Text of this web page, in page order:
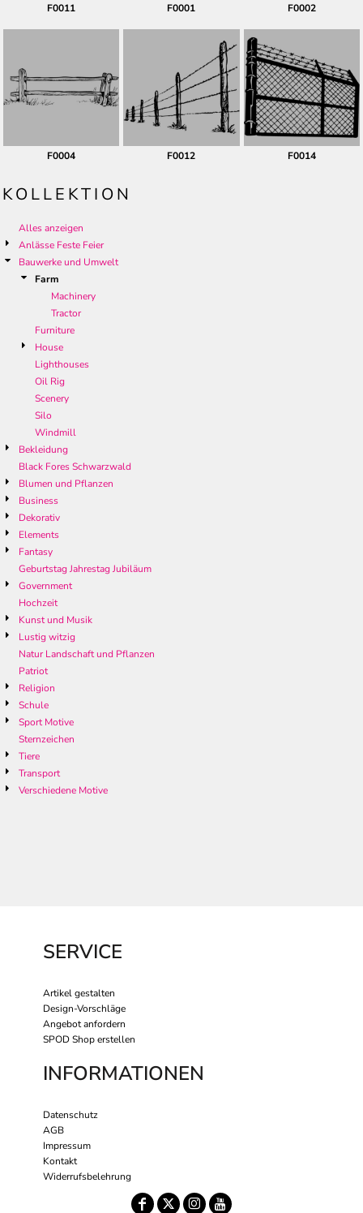
F0011 F0001 F0002
F0004 F0012 F0014
KOLLEKTION
Alles anzeigen
Anlässe Feste Feier
Bauwerke und Umwelt
Farm
Machinery
Tractor
Furniture
House
Lighthouses
Oil Rig
Scenery
Silo
Windmill
Bekleidung
Black Fores Schwarzwald
Blumen und Pflanzen
Business
Dekorativ
Elements
Fantasy
Geburtstag Jahrestag Jubiläum
Government
Hochzeit
Kunst und Musik
Lustig witzig
Natur Landschaft und Pflanzen
Patriot
Religion
Schule
Sport Motive
Sternzeichen
Tiere
Transport
Verschiedene Motive
SERVICE
Artikel gestalten
Design-Vorschläge
Angebot anfordern
SPOD Shop erstellen
INFORMATIONEN
Datenschutz
AGB
Impressum
Kontakt
Widerrufsbelehrung